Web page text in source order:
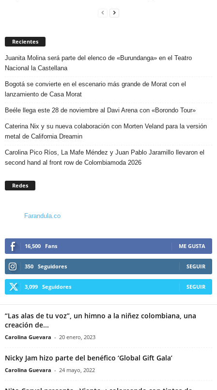
Recientes
Juanita Molina será parte del elenco de «Burundanga» en el Teatro
Nacional la Castellana
Bogotá se convierte en el escenario más grande de Morat con el
lanzamiento de Casa Morat
Beéle llega este 28 de noviembre al Davi Arena con «Borondo Tour»
Caterina Nix y su nueva colaboración con Morten Veland para la versión
metal de California Dreamin
Carolina Pico Ríos, La Mafe Méndez y Juan Pablo Jaramillo llevaron el
second hand al front row de Colombiamoda 2026
Redes
Farandula.co
16,500 Fans ME GUSTA
350 Seguidores SEGUIR
3,099 Seguidores SEGUIR
“Las alas de tu voz”, un himno a la niñez colombiana, una
creación de...
Carolina Guevara - 20 enero, 2023
Nicky Jam hizo parte del benéfico ‘Global Gift Gala’
Carolina Guevara - 24 mayo, 2022